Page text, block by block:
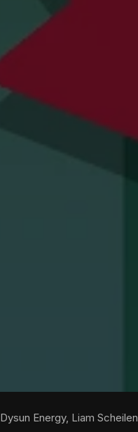
Dysun Energy, Liam Scheilen